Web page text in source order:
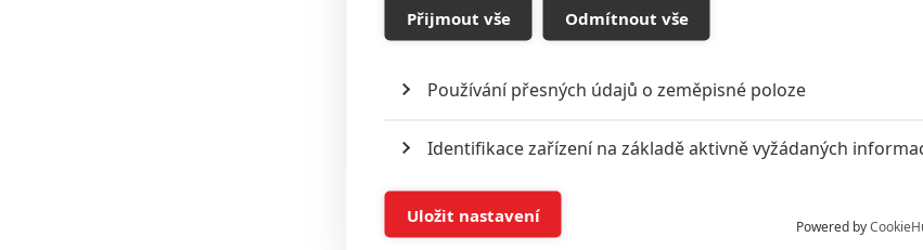
Přijmout vše Odmítnout vše
Používání přesných údajů o zeměpisné poloze
Identifikace zařízení na základě aktivně vyžádaných
Ukládání a/nebo přístup k informacím v zařízení
Powered by
Uložit nastavení